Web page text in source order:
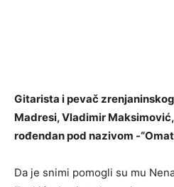
Gitarista i pevač
Madresi, Vladimir
rođendan pod nazivom -
Da je snimi pomogli su mu